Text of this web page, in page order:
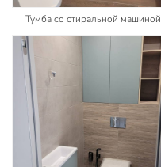
Тумба со стиральной машиной